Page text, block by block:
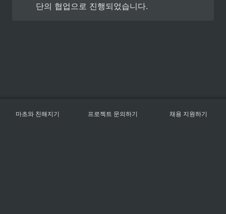
단의 협업으로 진행되었습니다.
마초와 친해지기 프로젝트 문의하기 채용 지원하기